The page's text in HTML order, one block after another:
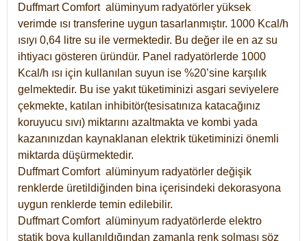
Duffmart Comfort alüminyum radyatörler yüksek
verimde ısı transferine uygun tasarlanmıştır. 1000 Kcal/h
ısıyı 0,64 litre su ile vermektedir. Bu değer ile en az su
ihtiyacı gösteren üründür. Panel radyatörlerde 1000
Kcal/h ısı için kullanılan suyun ise %20’sine karşılık
gelmektedir. Bu ise yakıt tüketiminizi asgari seviyelere
çekmekte, katılan inhibitör(tesisatınıza katacağınız
koruyucu sıvı) miktarını azaltmakta ve kombi yada
kazanınızdan kaynaklanan elektrik tüketiminizi önemli
miktarda düşürmektedir.
Duffmart Comfort alüminyum radyatörler değişik
renklerde üretildiğinden bina içerisindeki dekorasyona
uygun renklerde temin edilebilir.
DuffmartComfort alüminyum radyatörlerde elektro
statik boya kullanıldığından zamanla renk solması söz